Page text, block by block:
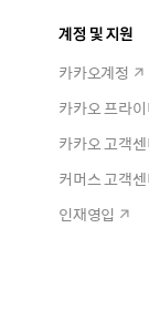
계정 및 지원
카카오계정
카카오 프라이
카카오 고객센
커머스 고객센
인재영입